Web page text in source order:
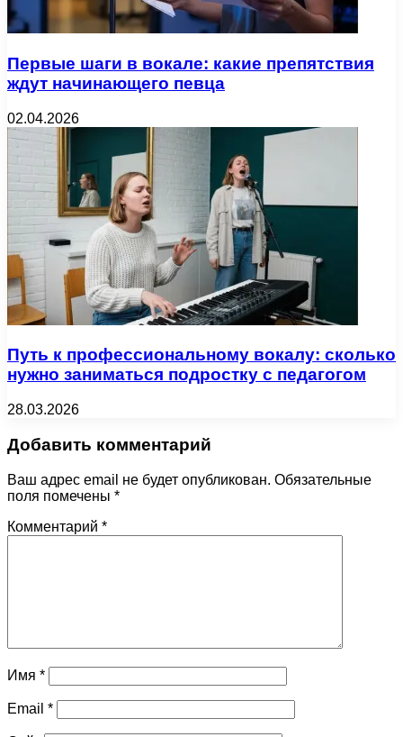
Первые шаги в вокале: какие препятствия
ждут начинающего певца
02.04.2026
Путь к профессиональному вокалу: сколько
нужно заниматься подростку с педагогом
28.03.2026
Добавить комментарий
Ваш адрес email не будет опубликован. Обязательные
поля помечены *
Комментарий *
Имя *
Email *